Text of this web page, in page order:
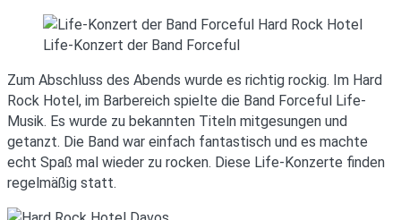
Life-Konzert der Band Forceful
Zum Abschluss des Abends wurde es richtig rockig. Im Hard
Rock Hotel, im Barbereich spielte die Band Forceful Life-
Musik. Es wurde zu bekannten Titeln mitgesungen und
getanzt. Die Band war einfach fantastisch und es machte
echt Spaß mal wieder zu rocken. Diese Life-Konzerte finden
regelmäßig statt.